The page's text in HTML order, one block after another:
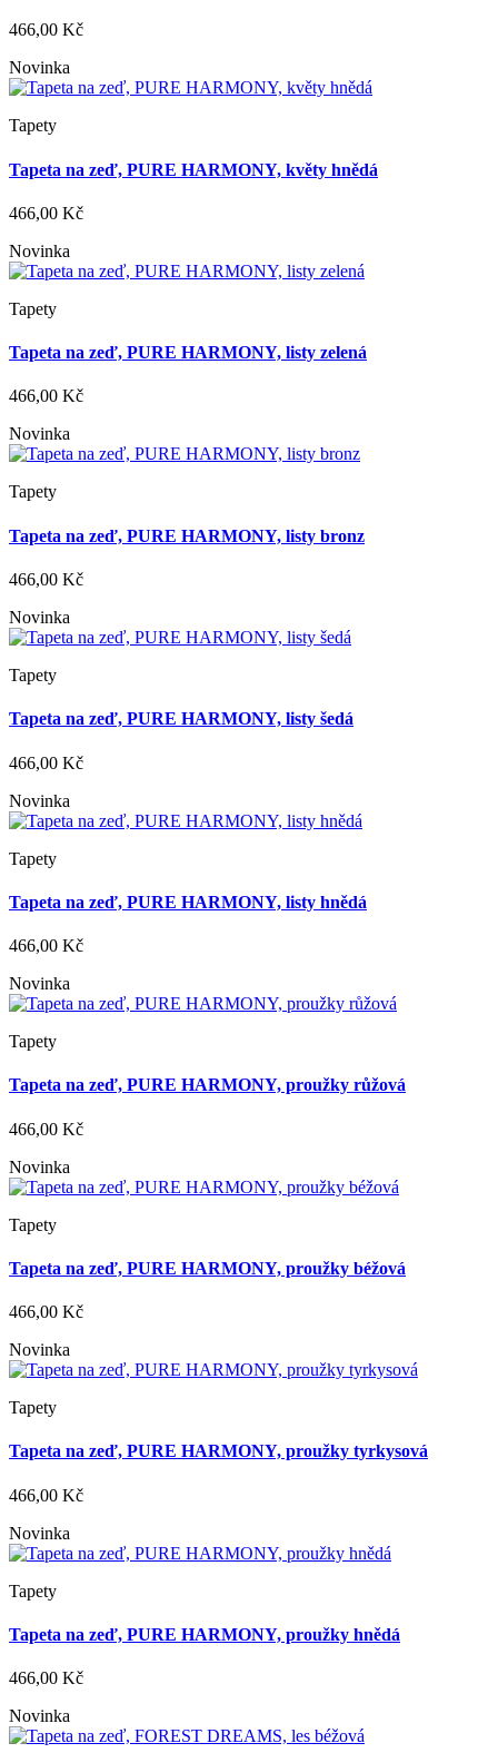
466,00 Kč
Novinka
Tapety
Tapeta na zeď, PURE HARMONY, květy hnědá
466,00 Kč
Novinka
Tapety
Tapeta na zeď, PURE HARMONY, listy zelená
466,00 Kč
Novinka
Tapety
Tapeta na zeď, PURE HARMONY, listy bronz
466,00 Kč
Novinka
Tapety
Tapeta na zeď, PURE HARMONY, listy šedá
466,00 Kč
Novinka
Tapety
Tapeta na zeď, PURE HARMONY, listy hnědá
466,00 Kč
Novinka
Tapety
Tapeta na zeď, PURE HARMONY, proužky růžová
466,00 Kč
Novinka
Tapety
Tapeta na zeď, PURE HARMONY, proužky béžová
466,00 Kč
Novinka
Tapety
Tapeta na zeď, PURE HARMONY, proužky tyrkysová
466,00 Kč
Novinka
Tapety
Tapeta na zeď, PURE HARMONY, proužky hnědá
466,00 Kč
Novinka